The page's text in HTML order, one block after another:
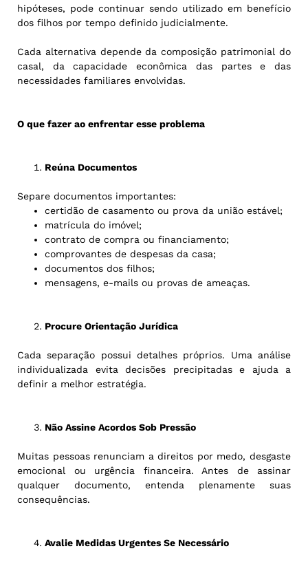
hipóteses, pode continuar sendo utilizado em benefício
dos filhos por tempo definido judicialmente.
Cada alternativa depende da composição patrimonial do
casal, da capacidade econômica das partes e das
necessidades familiares envolvidas.
O que fazer ao enfrentar esse problema
Reúna Documentos
Separe documentos importantes:
certidão de casamento ou prova da união estável;
matrícula do imóvel;
contrato de compra ou financiamento;
comprovantes de despesas da casa;
documentos dos filhos;
mensagens, e-mails ou provas de ameaças.
Procure Orientação Jurídica
Cada separação possui detalhes próprios. Uma análise
individualizada evita decisões precipitadas e ajuda a
definir a melhor estratégia.
Não Assine Acordos Sob Pressão
Muitas pessoas renunciam a direitos por medo, desgaste
emocional ou urgência financeira. Antes de assinar
qualquer documento, entenda plenamente suas
consequências.
Avalie Medidas Urgentes Se Necessário